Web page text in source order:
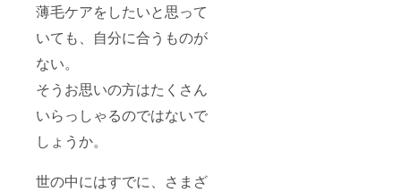
薄毛ケアをしたいと思って
いても、自分に合うものが
ない。
そうお思いの方はたくさん
いらっしゃるのではないで
しょうか。
世の中にはすでに、さまざ